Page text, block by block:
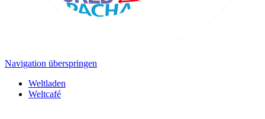
Navigation überspringen
Weltladen
Weltcafé